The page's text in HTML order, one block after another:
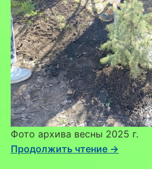
Фото архива весны 2025 г.
Продолжить чтение →